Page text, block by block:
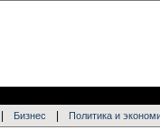
Бизнес Политика и